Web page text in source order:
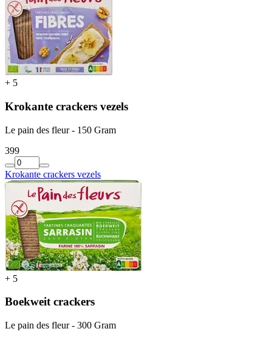
+ 5
Krokante crackers vezels
Le pain des fleur - 150 Gram
399
Krokante crackers vezels
+ 5
Boekweit crackers
Le pain des fleur - 300 Gram